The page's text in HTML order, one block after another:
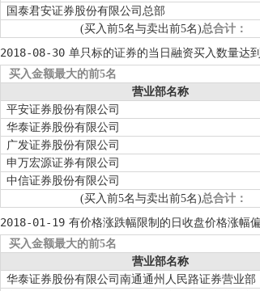
国泰君安证券股份有限公司总部
(买入前5名与卖出前5名)总合计：
2018-08-30 单只标的证券的当日融资买入数量达
买入金额最大的前5名
营业部名称
平安证券股份有限公司
华泰证券股份有限公司
广发证券股份有限公司
申万宏源证券有限公司
中信证券股份有限公司
(买入前5名与卖出前5名)总合计：
2018-01-19 有价格涨跌幅限制的日收盘价格涨幅
买入金额最大的前5名
营业部名称
华泰证券股份有限公司南通通州人民路证券营业部